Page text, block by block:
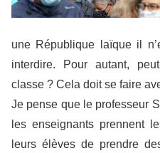
une République laïque il
interdire. Pour autant,
classe ? Cela doit se faire
Je pense que le professeur
les enseignants prennent
leurs élèves de prendre